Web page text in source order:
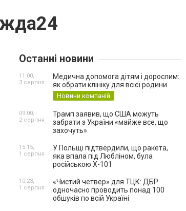
Останні новини
Медична допомога дітям і дорослим:
як обрати клініку для всієї родини
Новини компаній
11:00,
3 серпня
Трамп заявив, що США можуть
забрати з України «майже все, що
захочуть»
09:00,
2 серпня
У Польщі підтвердили, що ракета,
яка впала під Любліном, була
російською Х-101
15:15,
1 серпня
«Чистий четвер» для ТЦК: ДБР
одночасно проводить понад 100
обшуків по всій Україні
10:23,
1 серпня